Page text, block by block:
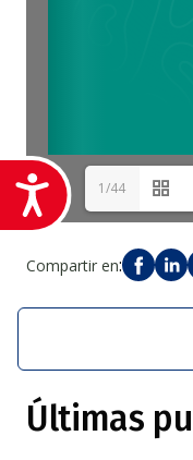
1/44
Compartir en:
Últimas